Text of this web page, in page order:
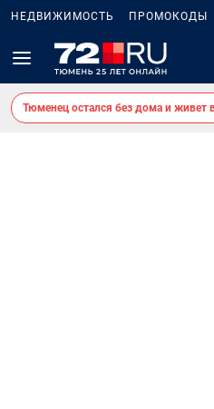
НЕДВИЖИМОСТЬ ПРОМОКОДЫ
Тюменец остался без дома и живет